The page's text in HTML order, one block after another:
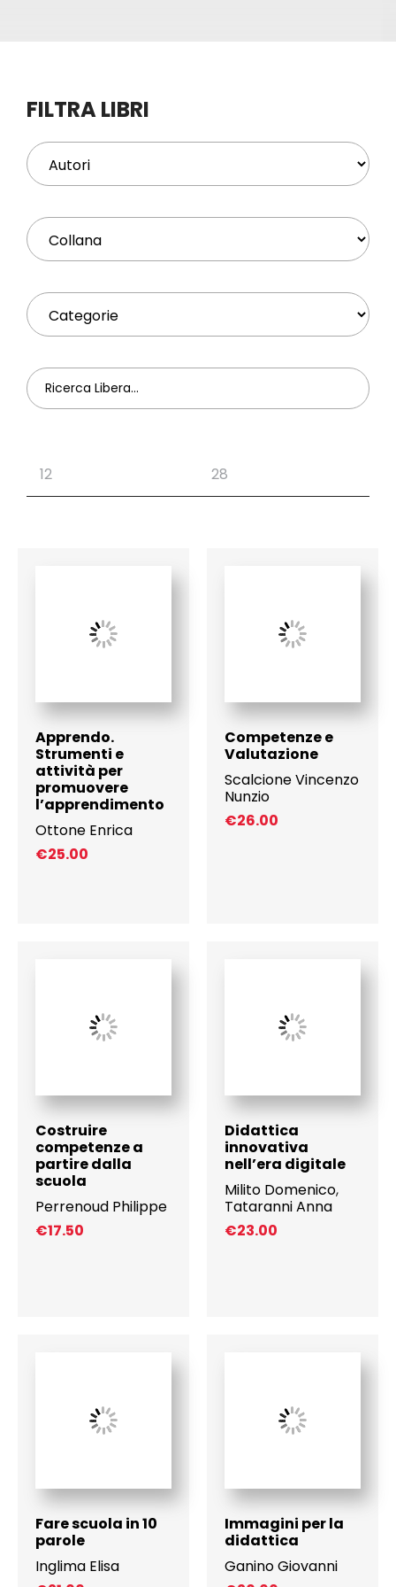
Profilo
FILTRA LIBRI
Apprendo.
Strumenti e
attività per
promuovere
l’apprendimento
Ottone Enrica
€25.00
Competenze e
Valutazione
Scalcione Vincenzo
Nunzio
€26.00
Costruire
competenze a
partire dalla
scuola
Perrenoud Philippe
€17.50
Didattica
innovativa
nell’era digitale
Milito Domenico,
Tataranni Anna
€23.00
Fare scuola in 10
parole
Inglima Elisa
Immagini per la
didattica
Ganino Giovanni